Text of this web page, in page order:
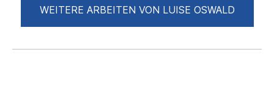
WEITERE ARBEITEN VON LUISE OSWALD